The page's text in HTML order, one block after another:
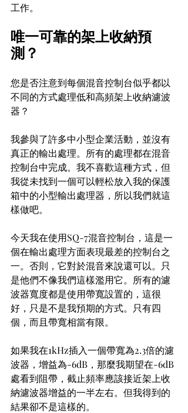
工作。
唯一可靠的架上收納預
測？
您是否注意到每個混音控制台似乎都以
不同的方式處理低和高頻架上收納濾波
器？
我參與了許多中小型企業活動，並沒有
真正的輸出處理。所有的處理都在混音
控制台中完成。我不喜歡這種方式，但
我從未找到一個可以輕松放入我的保護
箱中的小型輸出處理器，所以我們就這
樣做吧。
今天我在使用SQ-7混音控制台，這是一
個在輸出處理方面表現最差的控制台之
一。否則，它對於混音來說還可以。只
是他們不像我們這樣濫用它。所有的濾
波器寬度都是使用帶寬設置的，這很
好，只是不是我預期的方式。只有四
個，而且帶寬相當有限。
如果我在1kHz插入一個帶寬為2.3倍的濾
波器，增益為-6dB，那麼我期望在-6dB
處看到阻帶，截止頻率應該接近架上收
納濾波器增益的一半左右。但我得到的
結果卻不是這樣的。